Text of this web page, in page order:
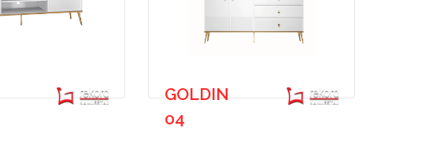
GOLDIN
04